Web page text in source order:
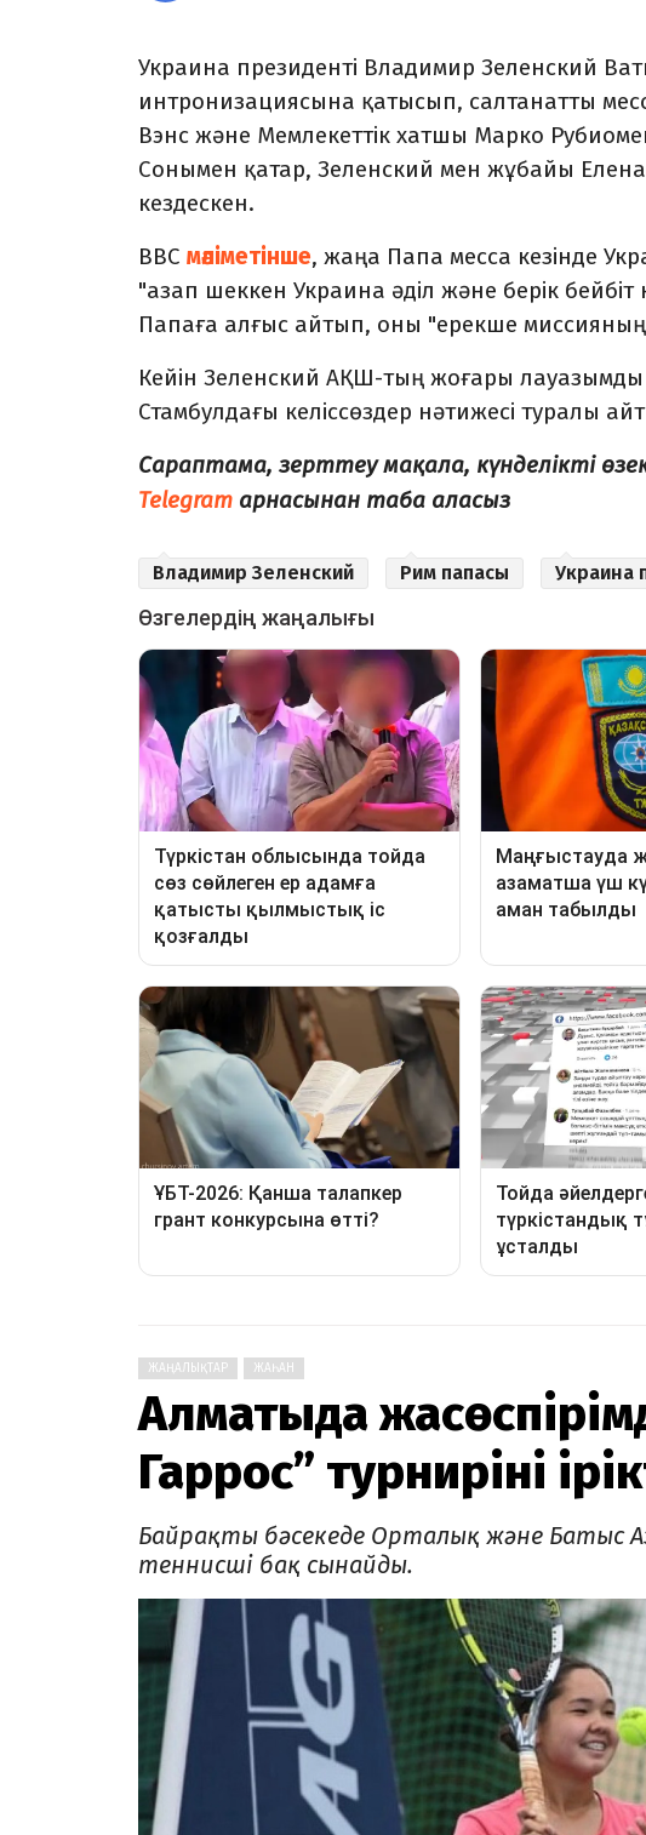
Украина президенті Владимир Зеленский
интронизациясына қатысып, салтанатты
Вэнс және Мемлекеттік хатшы Марко
Сонымен қатар, Зеленский мен жұбайы Елена
кездескен.
BBC мәліметінше, жаңа Папа месса кезінде
"азап шеккен Украина әділ және берік бейбіт
Папаға алғыс айтып, оны "ерекше миссияның
Кейін Зеленский АҚШ-тың жоғары лауазымды
Стамбулдағы келіссөздер нәтижесі туралы
Сараптама, зерттеу мақала, күнделікті
Telegram арнасынан таба аласыз
Владимир Зеленский Рим папасы Украина
ЖАҢАЛЫҚТАР ЖАҺАН
Алматыда
Гаррос” турнирінің
Байрақты бәсекеде Орталық және Батыс
теннисші бақ сынайды.